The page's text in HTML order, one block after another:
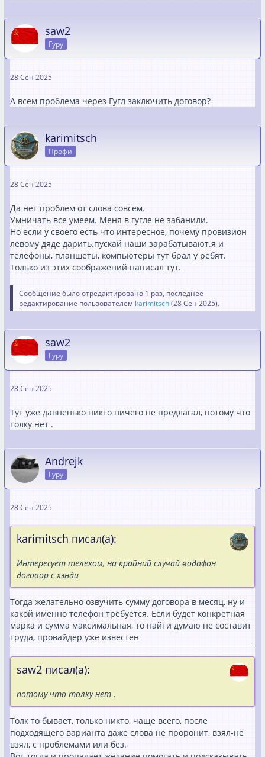
saw2
Гуру
28 Сен 2025
А всем проблема через Гугл заключить договор?
karimitsch
Профи
28 Сен 2025
Да нет проблем от слова совсем.
Умничать все умеем. Меня в гугле не забанили.
Но если у своего есть что интересное, почему провизион
левому дяде дарить.пускай наши зарабатывают.я и
телефоны, планшеты, компьютеры тут брал у ребят.
Только из этих соображений написал тут.
Сообщение было отредактировано 1 раз, последнее
редактирование пользователем karimitsch(28 Сен 2025).
saw2
Гуру
28 Сен 2025
Тут уже давненько никто ничего не предлагал, потому что
толку нет .
Andrejk
Гуру
28 Сен 2025
karimitsch писал(а):
Интересует телеком, на крайний случай водафон
договор с хэнди
Тогда желательно озвучить сумму договора в месяц, ну и
какой именно телефон требуется. Если будет конкретная
марка и сумма максимальная, то найти думаю не составит
труда, провайдер уже известен
saw2 писал(а):
потому что толку нет .
Толк то бывает, только никто, чаще всего, после
подходящего варианта даже слова не проронит, взял-не
взял, с проблемами или без.